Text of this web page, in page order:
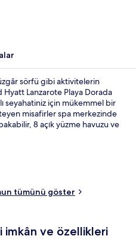
sörfü gibi aktivitelerin
Hyatt Lanzarote Playa Dorada
seyahatiniz için mükemmel bir
misafirler spa merkezinde
8 açık yüzme havuzu ve
soğuk içeceğinizin tadını
bulunur. 7 bar/dinlenme salonu,
bu lüks otel dâhilindeki diğer
hazır personel ve konaklama
iyi puan alıyor.
tümünü göster
imkân ve özellikleri